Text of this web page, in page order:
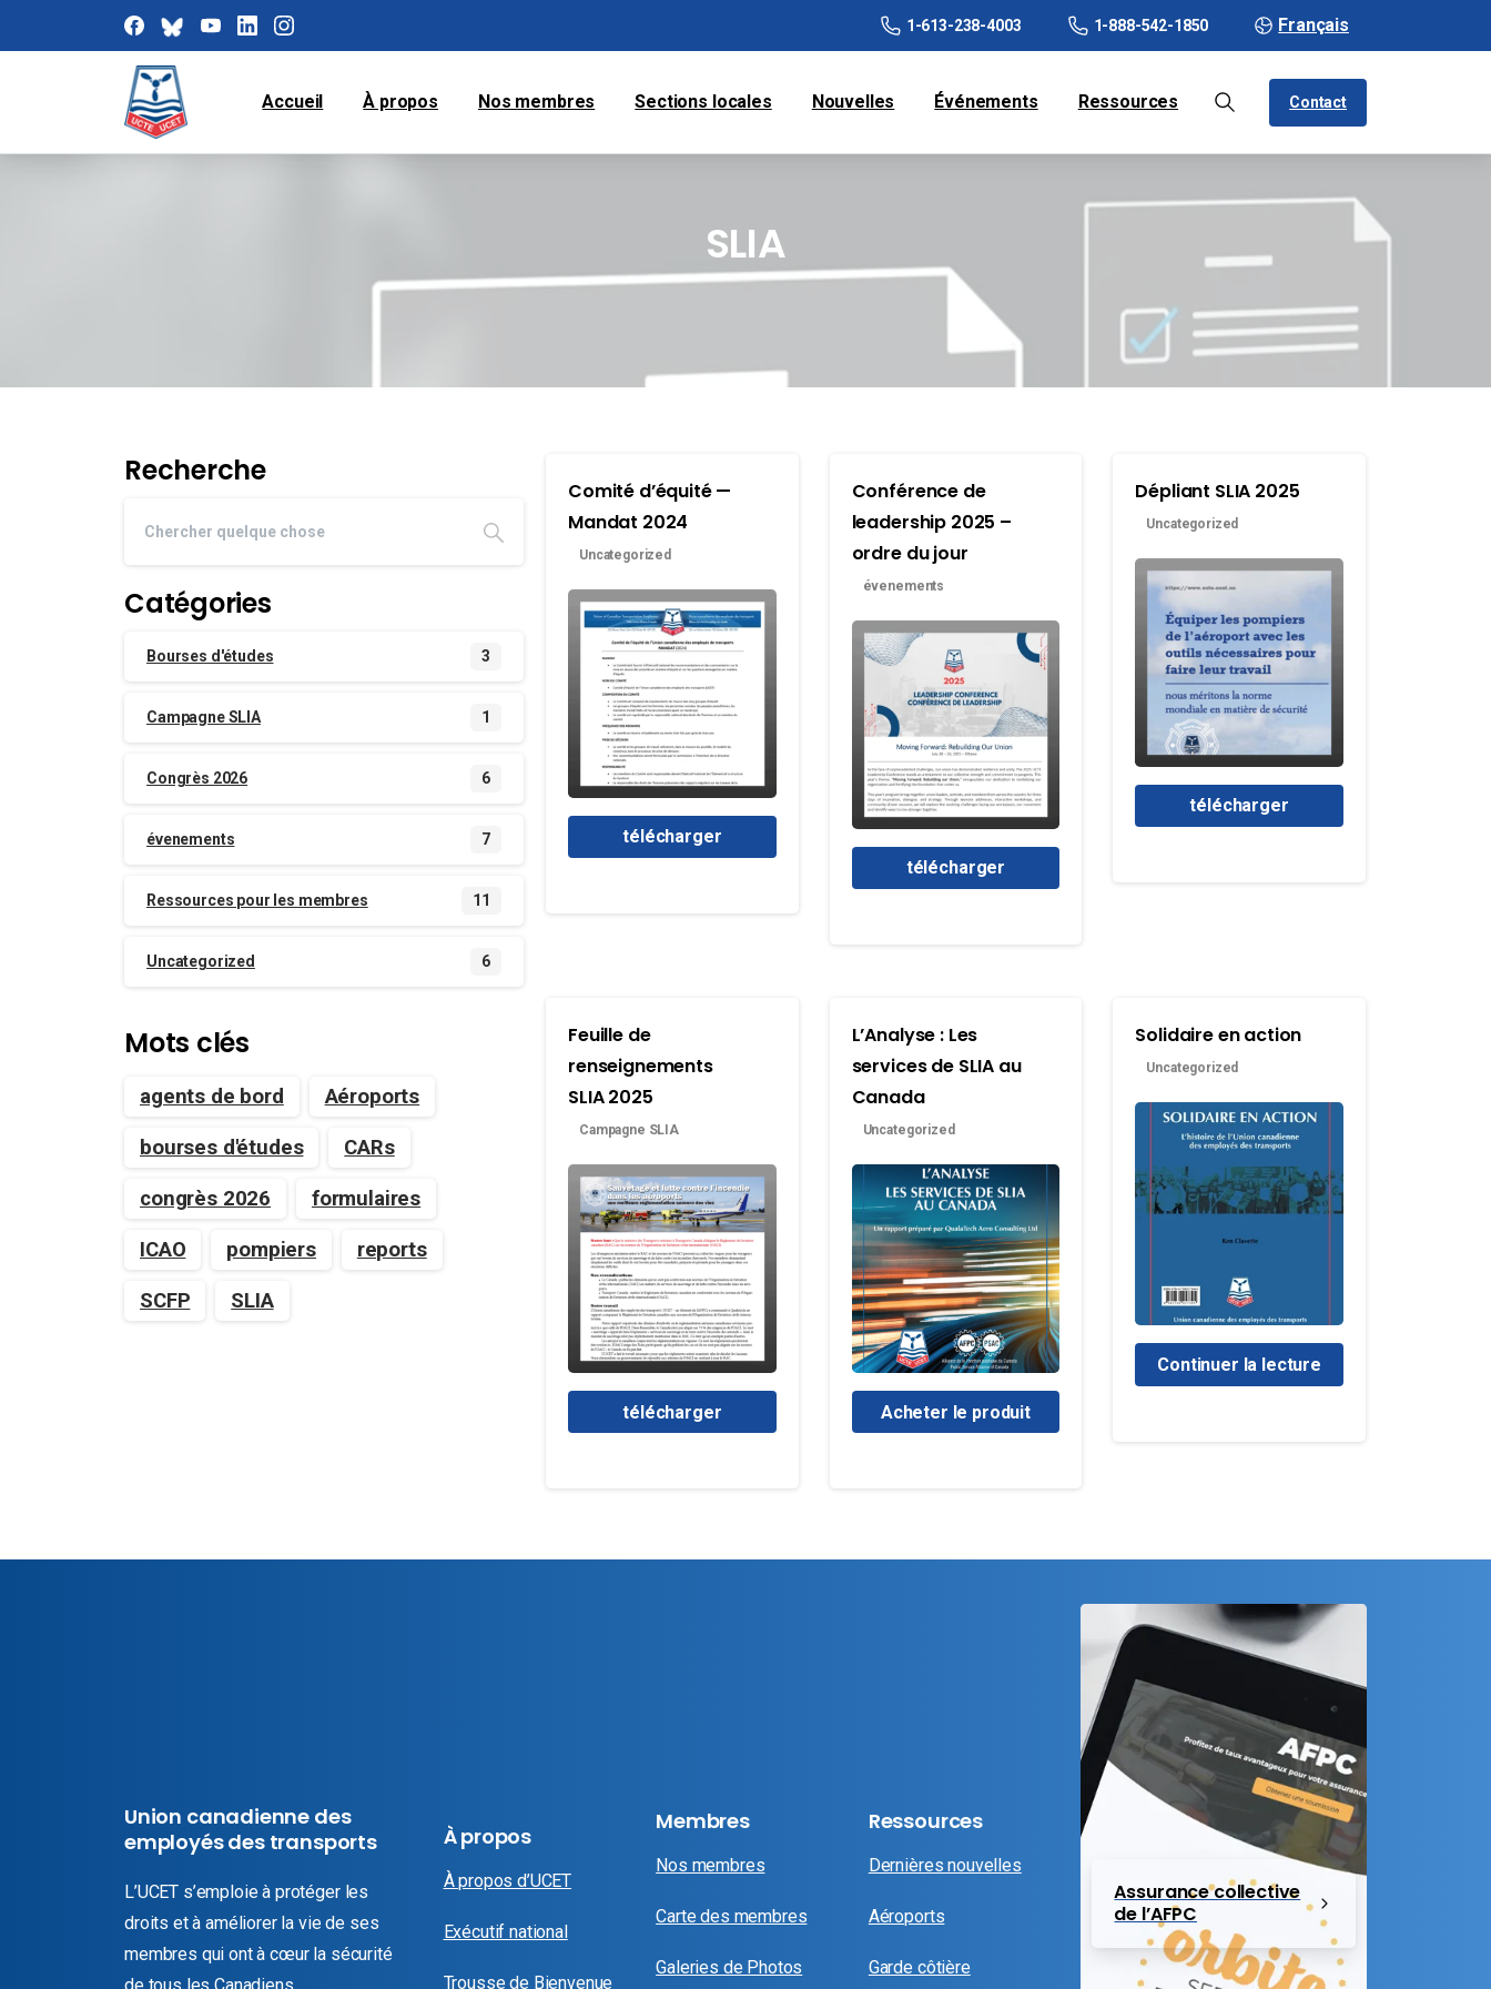
1-613-238-4003 1-888-542-1850 Français
Accueil À propos Nos membres Sections locales Nouvelles Événements Ressources Contact
SLIA
Comité d’équité —
Mandat 2024
Uncategorized
télécharger
Conférence de
leadership 2025 –
ordre du jour
évenements
télécharger
Dépliant SLIA 2025
Uncategorized
télécharger
Feuille de
renseignements
SLIA 2025
Campagne SLIA
télécharger
L’Analyse : Les
services de SLIA au
Canada
Uncategorized
Acheter le produit
Solidaire en action
Uncategorized
Continuer la lecture
Recherche
Catégories
Bourses d'études 3
Campagne SLIA 1
Congrès 2026 6
évenements 7
Ressources pour les membres 11
Uncategorized 6
Mots clés
agents de bord Aéroports
bourses d'études CARs
congrès 2026 formulaires
ICAO pompiers reports
SCFP SLIA
Union canadienne des
employés des transports
L’UCET s’emploie à protéger les
droits et à améliorer la vie de ses
membres qui ont à cœur la sécurité
À propos
À propos d’UCET
Exécutif national
Trousse de Bienvenue
Membres
Nos membres
Carte des membres
Galeries de Photos
Ressources
Dernières nouvelles
Aéroports
Garde côtière
Assurance collective
de l’AFPC